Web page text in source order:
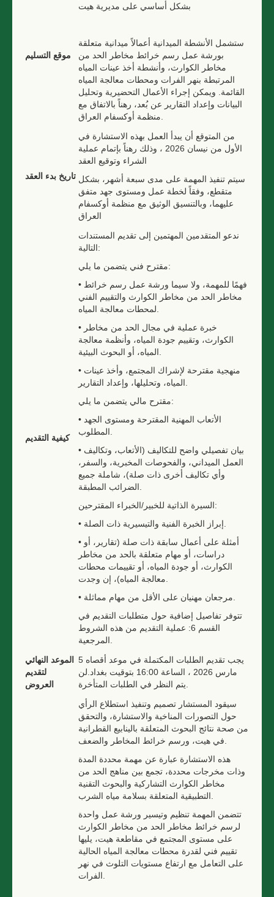
موقع التسليم
بشكل أساسي على مديرية هيت
ستشمل الأنشطة الميدانية أعمالاً ميدانية متعلقة
بورشة عمل رسم خرائط مخاطر الحد من
مخاطر الكوارث، وأنشطة أخذ عينات المياه
المرتبطة بنهر الفرات ومحطات معالجة المياه
القائمة. ويمكن إجراء الأعمال التحضيرية وتحليل
البيانات وإعداد التقارير عن بُعد، رهناً بالاتفاق مع
تاريخ بدء العقد
من المتوقع أن يبدأ العمل بهذه الاستشارة في
الأول من نيسان 2026 ، وذلك رهناً بإتمام عملية
الشراء وتوقيع العقد
سيتم تنفيذ المهمة على مدى سبعة أشهر، بشكل
متقطع، وفقاً لخطة عمل ومستوى جهد متفق
عليهما، وبالتنسيق الوثيق مع منظمة أوكسفام
العراق
كيفية التقديم
ندعو المتقدمين المهتمين إلى تقديم المستندات
التالية:
مقترح فني يتضمن ما يلي:
• فهمًا للمهمة، ولا سيما ورشة عمل رسم خرائط
مخاطر الحد من مخاطر الكوارث والتقييم الفني
• خبرة عملية في مجال الحد من مخاطر
الكوارث، وتقييم جودة المياه، وأنظمة معالجة
• منهجية مقترحة لإشراك المجتمع، وأخذ عينات
مقترح مالي يتضمن ما يلي:
• الأتعاب المهنية المقترحة ومستوى الجهد
• بيان تفصيلي واضح للتكاليف (الأتعاب، وتكاليف
العمل الميداني، والفحوصات المخبرية، والسفر،
وأي تكاليف أخرى ذات صلة)، شاملة جميع
السيرة الذاتية للخبير/الخبراء المقترحين:
• أمثلة على أعمال سابقة ذات صلة (تقارير، أو
دراسات، أو مهام متعلقة بالحد من مخاطر
الكوارث، أو جودة المياه، أو تقييمات محطات
تتوفر تفاصيل إضافية حول متطلبات التقديم في
القسم 6: عملية التقديم من هذه الشروط
الموعد النهائي
لتقديم
العروض
يجب تقديم الطلبات المكتملة في موعد أقصاه 5
مارس 2026 ، الساعة 16:00 بتوقيت بغداد.لن
سيقود المستشار تصميم وتنفيذ استطلاع الرأي
حول التصورات المناخية والاستشارة، والتحقق
من صحة نتائج البحوث المتعلقة بالينابيع القطرانية
هذه الاستشارة عبارة عن مهمة محددة المدة
وذات مخرجات محددة، تجمع بين مناهج الحد من
مخاطر الكوارث التشاركية والبحوث التقنية
تتضمن المهمة تنظيم وتيسير ورشة عمل واحدة
لرسم خرائط مخاطر الحد من مخاطر الكوارث
على مستوى المجتمع في مقاطعة هيت، يليها
تقييم فني لقدرة محطات معالجة المياه الحالية
على التعامل مع ارتفاع مستويات التلوث في نهر